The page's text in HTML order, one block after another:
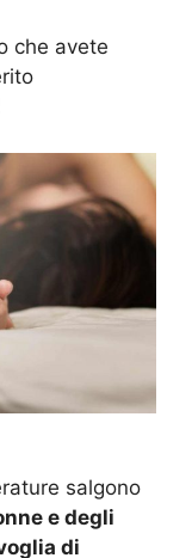
che avete
salgono
e degli
di